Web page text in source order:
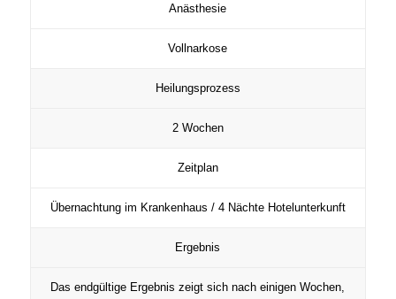
Anästhesie
Vollnarkose
Heilungsprozess
2 Wochen
Zeitplan
Übernachtung im Krankenhaus / 4 Nächte Hotelunterkunft
Ergebnis
Das endgültige Ergebnis zeigt sich nach einigen Wochen,